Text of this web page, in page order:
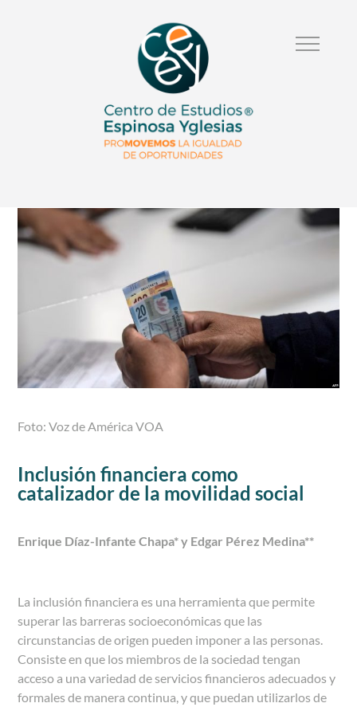
Foto: Voz de América VOA
Inclusión financiera como
catalizador de la movilidad social
Enrique Díaz-Infante Chapa*y Edgar Pérez Medina**
La inclusión financiera es una herramienta que permite
superar las barreras socioeconómicas que las
circunstancias de origen pueden imponer a las personas.
Consiste en que los miembros de la sociedad tengan
acceso a una variedad de servicios financieros adecuados y
formales de manera continua, y que puedan utilizarlos de